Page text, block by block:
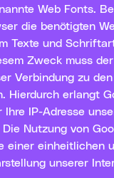
Web Fonts.
die benötigten
Texte und
Zweck muss
Verbindung zu
Hierdurch erlangt
IP-Adresse
Nutzung von
einer einheitlichen
unserer